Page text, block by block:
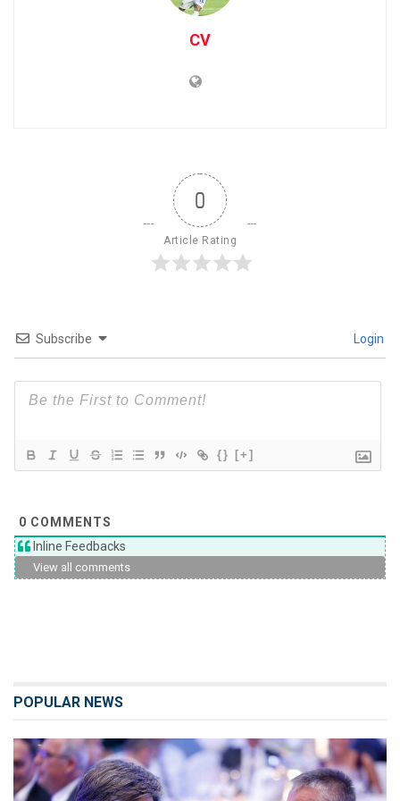
CV
0
Article Rating
Subscribe Login
{} [+]
0 COMMENTS
Inline Feedbacks
View all comments
POPULAR NEWS